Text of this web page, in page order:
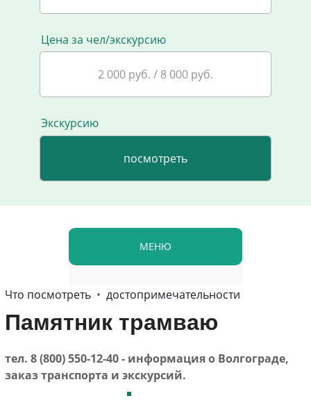
Цена за чел/экскурсию
2 000 руб. / 8 000 руб.
Экскурсию
МЕНЮ
Что посмотреть• достопримечательности
Памятник трамваю
тел. 8 (800) 550-12-40 - информация о Волгограде,
заказ транспорта и экскурсий.